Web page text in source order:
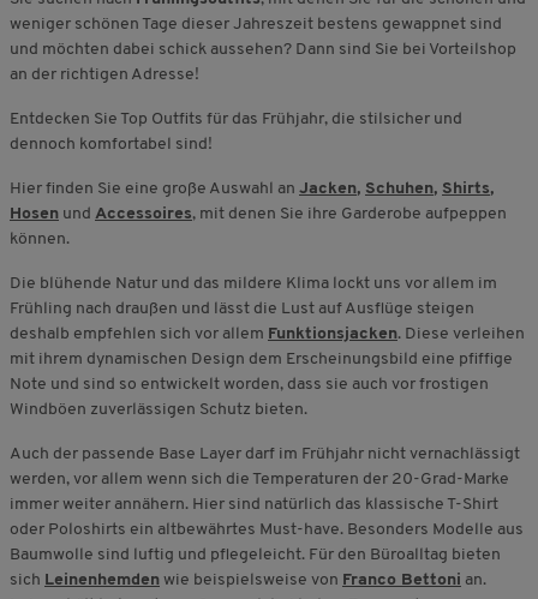
weniger schönen Tage dieser Jahreszeit bestens gewappnet sind
und möchten dabei schick aussehen? Dann sind Sie bei Vorteilshop
an der richtigen Adresse!
Entdecken Sie Top Outfits für das Frühjahr, die stilsicher und
dennoch komfortabel sind!
Hier finden Sie eine große Auswahl an Jacken, Schuhen, Shirts,
Hosen und Accessoires, mit denen Sie ihre Garderobe aufpeppen
können.
Die blühende Natur und das mildere Klima lockt uns vor allem im
Frühling nach draußen und lässt die Lust auf Ausflüge steigen
deshalb empfehlen sich vor allem Funktionsjacken. Diese verleihen
mit ihrem dynamischen Design dem Erscheinungsbild eine pfiffige
Note und sind so entwickelt worden, dass sie auch vor frostigen
Windböen zuverlässigen Schutz bieten.
Auch der passende Base Layer darf im Frühjahr nicht vernachlässigt
werden, vor allem wenn sich die Temperaturen der 20-Grad-Marke
immer weiter annähern. Hier sind natürlich das klassische T-Shirt
oder Poloshirts ein altbewährtes Must-have. Besonders Modelle aus
Baumwolle sind luftig und pflegeleicht. Für den Büroalltag bieten
sich Leinenhemden wie beispielsweise von Franco Bettoni an.